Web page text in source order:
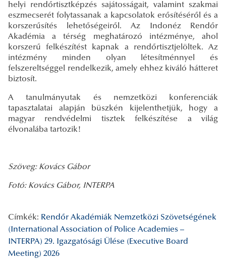
helyi rendőrtisztképzés sajátosságait, valamint szakmai
eszmecserét folytassanak a kapcsolatok erősítéséről és a
korszerűsítés lehetőségeiről. Az Indonéz Rendőr
Akadémia a térség meghatározó intézménye, ahol
korszerű felkészítést kapnak a rendőrtisztjelöltek. Az
intézmény minden olyan létesítménnyel és
felszereltséggel rendelkezik, amely ehhez kiváló hátteret
biztosít.
A tanulmányutak és nemzetközi konferenciák
tapasztalatai alapján büszkén kijelenthetjük, hogy a
magyar rendvédelmi tisztek felkészítése a világ
élvonalába tartozik!
Szöveg: Kovács Gábor
Fotó: Kovács Gábor, INTERPA
Címkék: Rendőr Akadémiák Nemzetközi Szövetségének
(International Association of Police Academies –
INTERPA) 29. Igazgatósági Ülése (Executive Board
Meeting) 2026